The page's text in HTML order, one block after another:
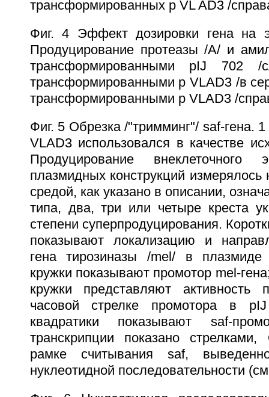
трансформированных p VL AD3 /
Фиг. 4 Эффект дозировки гена на
Продуцирование протеазы /A/ и
трансформированными pIJ 702 /
трансформированными p VLAD3 /в
трансформированными p VLAD3 /
Фиг. 5 Обрезка /"тримминг"/ saf-гена.
VLAD3 использовался в качестве
Продуцирование
плазмидных конструкций
средой, как указано в описании,
типа, два, три или четыре креста
степени суперпродуцирования.
показывают локализацию и
гена тирозиназы /mel/ в
кружки показывают промотор mel-
кружки представляют активность
часовой стрелке промотора в
квадратики показывают saf-
транскрипции показано стрелками,
рамке считывания saf,
нуклеотидной последовательности